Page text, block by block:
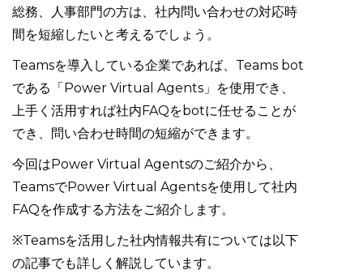
総務、人事部門の方は、社内問い合わせの対応時
間を短縮したいと考えるでしょう。
Teamsを導入している企業であれば、Teams bot
である「Power Virtual Agents」を使用でき、
上手く活用すれば社内FAQをbotに任せることが
でき、問い合わせ時間の短縮ができます。
今回はPower Virtual Agentsのご紹介から、
TeamsでPower Virtual Agentsを使用して社内
FAQを作成する方法をご紹介します。
※Teamsを活用した社内情報共有については以下
の記事でも詳しく解説しています。